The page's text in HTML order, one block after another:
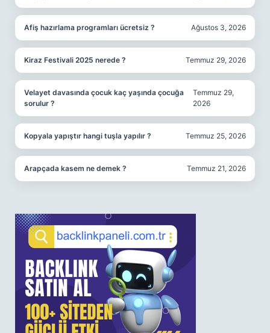
Afiş hazırlama programları ücretsiz ? Ağustos 3, 2026
Kiraz Festivali 2025 nerede ? Temmuz 29, 2026
Velayet davasında çocuk kaç yaşında çocuğa
sorulur ?
Temmuz 29,
2026
Kopyala yapıştır hangi tuşla yapılır ? Temmuz 25, 2026
Arapçada kasem ne demek ? Temmuz 21, 2026